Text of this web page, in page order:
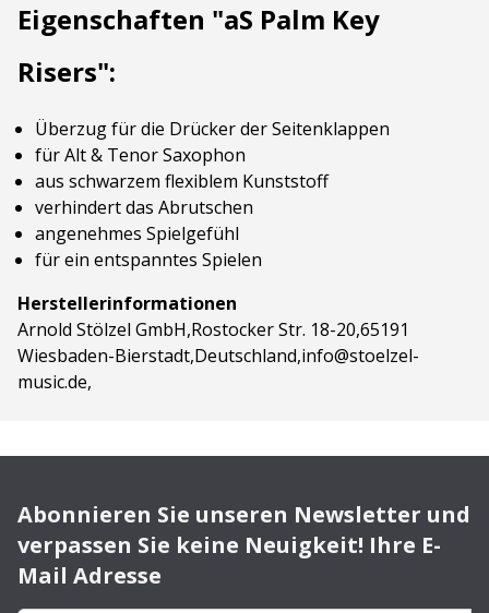
Eigenschaften "aS Palm Key
Risers":
Überzug für die Drücker der Seitenklappen
für Alt & Tenor Saxophon
aus schwarzem flexiblem Kunststoff
verhindert das Abrutschen
angenehmes Spielgefühl
für ein entspanntes Spielen
Herstellerinformationen
Arnold Stölzel GmbH,Rostocker Str. 18-20,65191
Wiesbaden-Bierstadt,Deutschland,info@stoelzel-
music.de,
Abonnieren Sie unseren Newsletter und
verpassen Sie keine Neuigkeit! Ihre E-
Mail Adresse